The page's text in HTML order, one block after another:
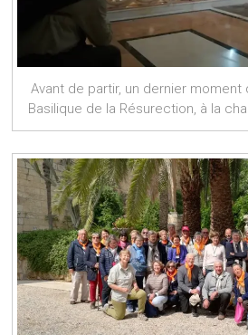
Avant de partir, un dernier
Basilique de la Résurection, à la